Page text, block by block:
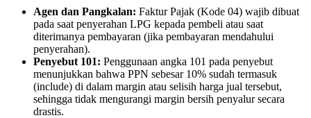
Agen dan Pangkalan: Faktur Pajak (Kode 04) wajib dibuat
pada saat penyerahan LPG kepada pembeli atau saat
diterimanya pembayaran (jika pembayaran mendahului
penyerahan).
Penyebut 101: Penggunaan angka 101 pada penyebut
menunjukkan bahwa PPN sebesar 10% sudah termasuk
(include) di dalam margin atau selisih harga jual tersebut,
sehingga tidak mengurangi margin bersih penyalur secara
drastis.